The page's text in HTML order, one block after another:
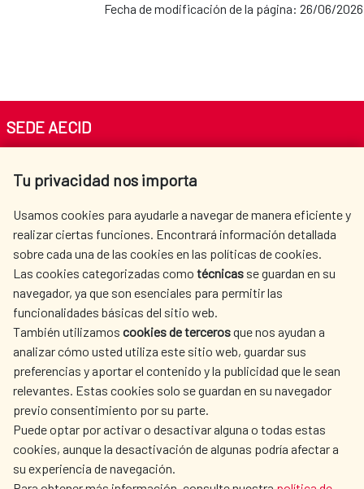
Fecha de modificación de la página: 26/06/2026
Tu privacidad nos importa
Usamos cookies para ayudarle a navegar de manera eficiente y
realizar ciertas funciones. Encontrará información detallada
sobre cada una de las cookies en las políticas de cookies.
Las cookies categorizadas como técnicas se guardan en su
navegador, ya que son esenciales para permitir las
funcionalidades básicas del sitio web.
También utilizamos cookies de tercerosque nos ayudan a
analizar cómo usted utiliza este sitio web, guardar sus
preferencias y aportar el contenido y la publicidad que le sean
relevantes. Estas cookies solo se guardan en su navegador
previo consentimiento por su parte.
Puede optar por activar o desactivar alguna o todas estas
cookies, aunque la desactivación de algunas podría afectar a
su experiencia de navegación.
SEDE AECID
Tel. +34 900 20 30 54​​​​​​​
AECID
WHERE DO WE COOPERATE?
SPANISH HUMANITARIAN
ACTION
PRESS ROOM
CULTURE AND SCIENCE LIBRARY
OUR SOCIAL MEDIA